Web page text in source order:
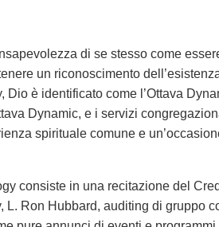
di se stesso come
un riconoscimento
è identificato come l’Ottava
Dynamic, e i servizi
spirituale comune e
consiste in una recitazione del
Ron Hubbard, auditing di gruppo